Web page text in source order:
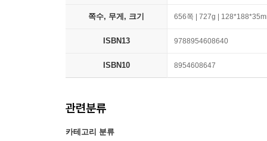
쪽수, 무게, 크기 656쪽 | 727g |
ISBN13 9788954608640
ISBN10 8954608647
관련분류
카테고리 분류